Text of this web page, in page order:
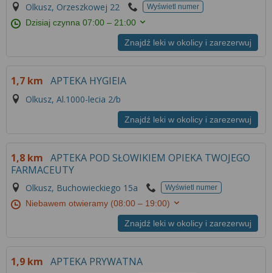
Olkusz, Orzeszkowej 22 Wyświetl numer
Dzisiaj czynna07:00 – 21:00
Znajdź leki w okolicy i zarezerwuj
1,7 km APTEKA HYGIEIA
Olkusz, Al.1000-lecia 2/b
Znajdź leki w okolicy i zarezerwuj
1,8 km APTEKA POD SŁOWIKIEM OPIEKA TWOJEGO
FARMACEUTY
Olkusz, Buchowieckiego 15a Wyświetl numer
Niebawem otwieramy (08:00 – 19:00)
Znajdź leki w okolicy i zarezerwuj
1,9 km APTEKA PRYWATNA